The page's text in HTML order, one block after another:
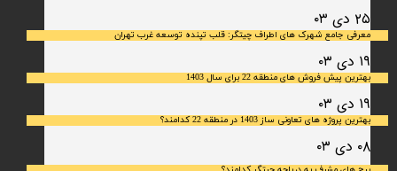
۲۵ دی ۰۳
معرفی جامع شهرک‌ های اطراف چیتگر: قلب تپنده توسعه غرب تهران
۱۹ دی ۰۳
بهترین پیش فروش های منطقه 22 برای سال 1403
۱۹ دی ۰۳
بهترین پروژه های تعاونی ساز 1403 در منطقه 22 کدامند؟
۰۸ دی ۰۳